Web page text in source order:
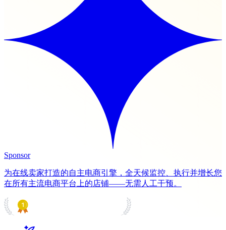
Sponsor
为在线卖家打造的自主电商引擎，全天候监控、执行并增长您
在所有主流电商平台上的店铺——无需人工干预。